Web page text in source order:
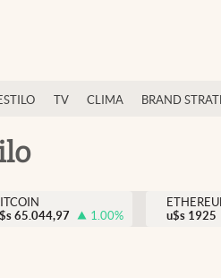
TV CLIMA BRAND
65.044,97 1.00%
u$s 1925